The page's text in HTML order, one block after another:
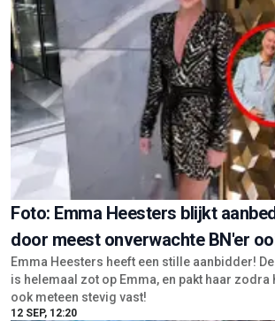
Foto: Emma Heesters blijkt
door meest onverwachte BN'er
Emma Heesters heeft een stille aanbidder!
is helemaal zot op Emma, en pakt haar
ook meteen stevig vast!
12 SEP, 12:20